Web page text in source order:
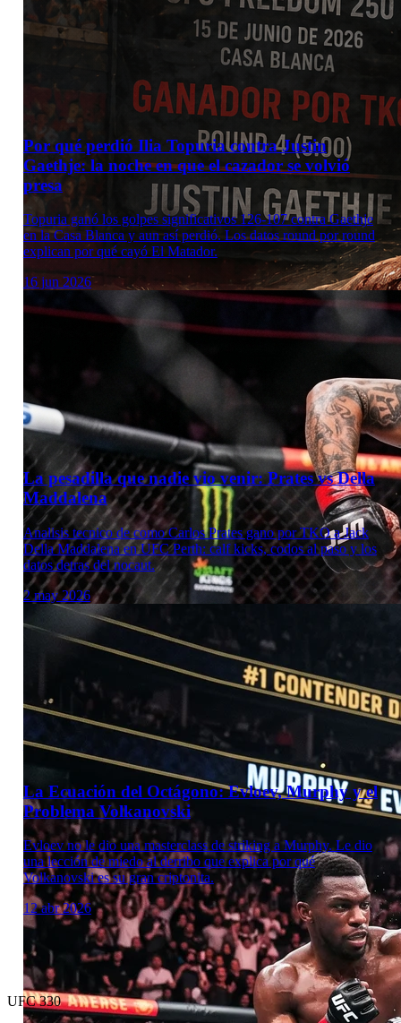
Laboratorio Técnico
Por qué perdió Ilia Topuria contra Justin
Gaethje: la noche en que el cazador se volvió
presa
Topuria ganó los golpes significativos 126-107 contra Gaethje
en la Casa Blanca y aun así perdió. Los datos round por round
explican por qué cayó El Matador.
16 jun 2026
La pesadilla que nadie vio venir: Prates vs Della
Maddalena
Analisis tecnico de como Carlos Prates gano por TKO a Jack
Della Maddalena en UFC Perth: calf kicks, codos al paso y los
datos detras del nocaut.
2 may 2026
La Ecuación del Octágono: Evloev, Murphy y el
Problema Volkanovski
Evloev no le dio una masterclass de striking a Murphy. Le dio
una lección de miedo al derribo que explica por qué
Volkanovski es su gran criptonita.
12 abr 2026
UFC 330